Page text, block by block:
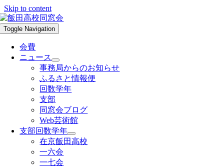
Skip to content
Toggle Navigation
会費
ニュース
事務局からのお知らせ
ふるさと情報便
回数学年
支部
同窓会ブログ
Web芸術館
支部回数学年
在京飯田高校
一六会
一七会